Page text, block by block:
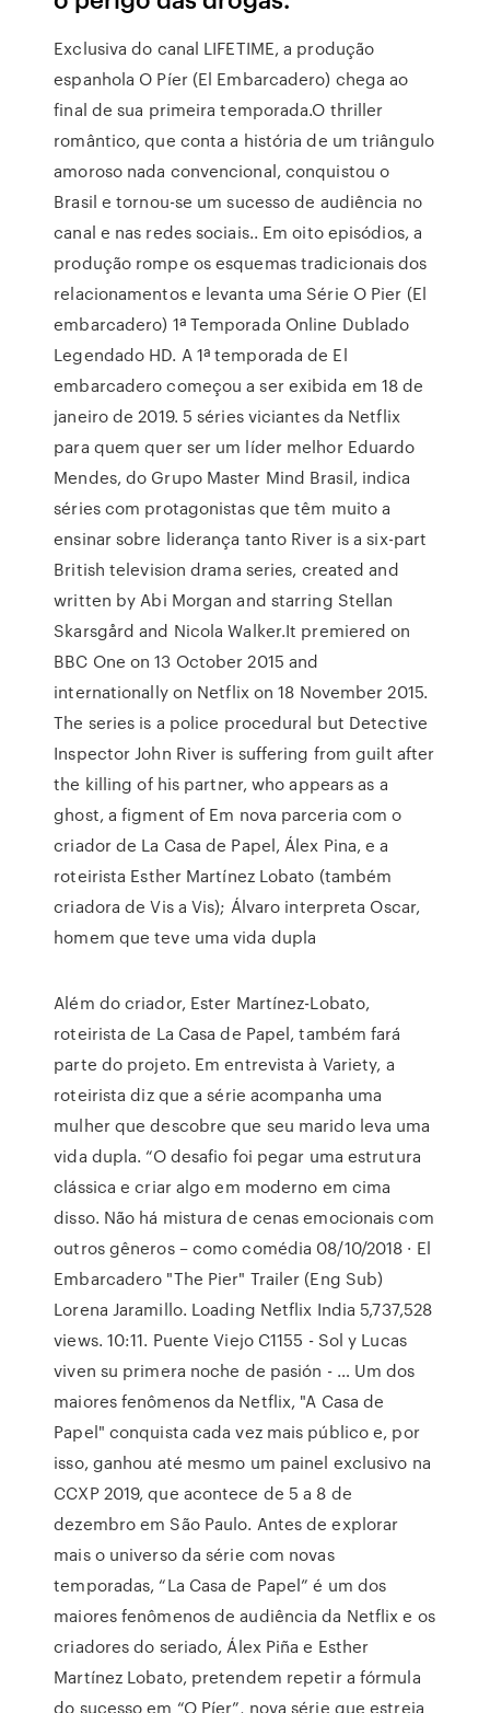
Exclusiva do canal LIFETIME, a produção
espanhola O Píer (El Embarcadero) chega ao
final de sua primeira temporada.O thriller
romântico, que conta a história de um triângulo
amoroso nada convencional, conquistou o
Brasil e tornou-se um sucesso de audiência no
canal e nas redes sociais.. Em oito episódios, a
produção rompe os esquemas tradicionais dos
relacionamentos e levanta uma Série O Pier (El
embarcadero) 1ª Temporada Online Dublado
Legendado HD. A 1ª temporada de El
embarcadero começou a ser exibida em 18 de
janeiro de 2019. 5 séries viciantes da Netflix
para quem quer ser um líder melhor Eduardo
Mendes, do Grupo Master Mind Brasil, indica
séries com protagonistas que têm muito a
ensinar sobre liderança tanto River is a six-part
British television drama series, created and
written by Abi Morgan and starring Stellan
Skarsgård and Nicola Walker.It premiered on
BBC One on 13 October 2015 and
internationally on Netflix on 18 November 2015.
The series is a police procedural but Detective
Inspector John River is suffering from guilt after
the killing of his partner, who appears as a
ghost, a figment of Em nova parceria com o
criador de La Casa de Papel, Álex Pina, e a
roteirista Esther Martínez Lobato (também
criadora de Vis a Vis); Álvaro interpreta Oscar,
homem que teve uma vida dupla
Além do criador, Ester Martínez-Lobato,
roteirista de La Casa de Papel, também fará
parte do projeto. Em entrevista à Variety, a
roteirista diz que a série acompanha uma
mulher que descobre que seu marido leva uma
vida dupla. “O desafio foi pegar uma estrutura
clássica e criar algo em moderno em cima
disso. Não há mistura de cenas emocionais com
outros gêneros – como comédia 08/10/2018 · El
Embarcadero "The Pier" Trailer (Eng Sub)
Lorena Jaramillo. Loading Netflix India 5,737,528
views. 10:11. Puente Viejo C1155 - Sol y Lucas
viven su primera noche de pasión - … Um dos
maiores fenômenos da Netflix, "A Casa de
Papel" conquista cada vez mais público e, por
isso, ganhou até mesmo um painel exclusivo na
CCXP 2019, que acontece de 5 a 8 de
dezembro em São Paulo. Antes de explorar
mais o universo da série com novas
temporadas, “La Casa de Papel” é um dos
maiores fenômenos de audiência da Netflix e os
criadores do seriado, Álex Piña e Esther
Martínez Lobato, pretendem repetir a fórmula
do sucesso em “O Píer”, nova série que estreia